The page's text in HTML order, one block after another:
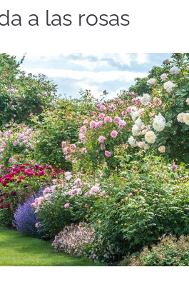
a las rosas